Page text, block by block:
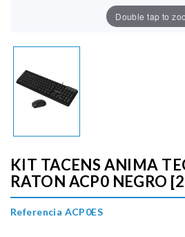
Double tap to
KIT TACENS ANIMA
RATON ACP0 NEGRO
Referencia ACP0ES